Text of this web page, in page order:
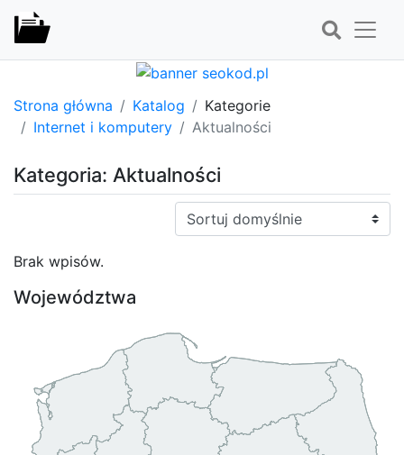
Strona główna Katalog
Kategorie
Internet i komputery
Aktualności
Kategoria: Aktualności
Sortuj:
Brak wpisów.
Województwa